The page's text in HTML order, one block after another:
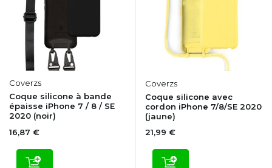
Coverzs
Coque silicone à bande
épaisse iPhone 7 / 8 / SE
2020 (noir)
16,87 €
Coverzs
Coque silicone avec
cordon iPhone 7/8/SE 2020
(jaune)
21,99 €